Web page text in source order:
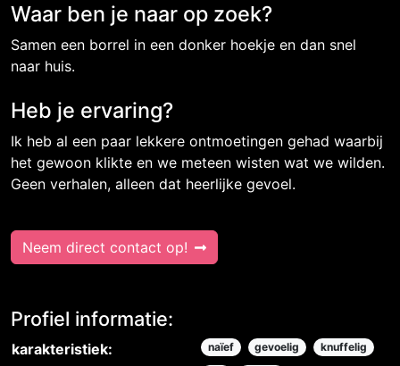
Waar ben je naar op zoek?
Samen een borrel in een donker hoekje en dan snel
naar huis.
Heb je ervaring?
Ik heb al een paar lekkere ontmoetingen gehad waarbij
het gewoon klikte en we meteen wisten wat we wilden.
Geen verhalen, alleen dat heerlijke gevoel.
Neem direct contact op!
Profiel informatie:
karakteristiek: naïef gevoelig knuffelig